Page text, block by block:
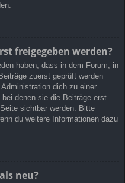
freigegeben werden?
haben, dass in dem Forum, in
zuerst geprüft werden
dich zu einer
denen sie die Beiträge erst
sichtbar werden. Bitte
du weitere Informationen dazu
neu?